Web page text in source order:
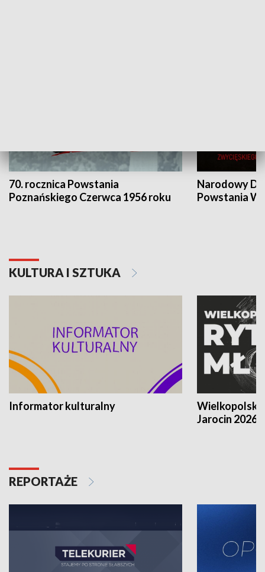
70. rocznica Powstania
Poznańskiego Czerwca 1956 roku
Narodowy
Powstania
KULTURA I SZTUKA
Informator kulturalny
Jarocin 2026
REPORTAŻE